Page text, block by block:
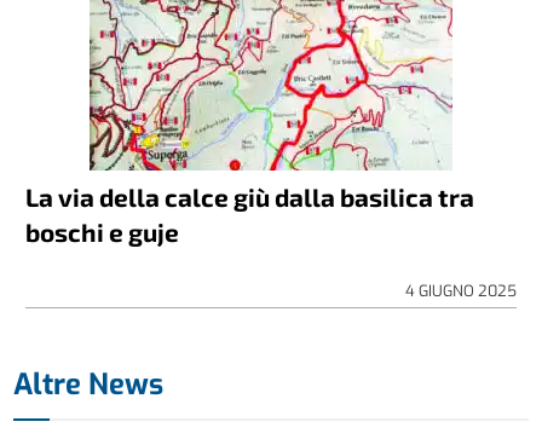
La via della calce giù dalla basilica tra
boschi e guje
4 GIUGNO 2025
Altre News